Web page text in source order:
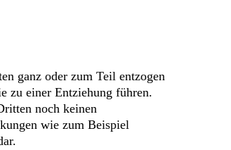
ganz oder zum Teil entzogen
zu einer Entziehung führen.
noch keinen
wie zum Beispiel